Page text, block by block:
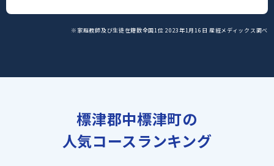
※家庭教師及び生徒在籍数全国1位 2023年1月16日 産經メディックス調べ
標津郡中標津町の
人気コースランキング